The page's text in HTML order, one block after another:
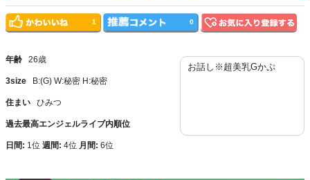
年齢 26歳
3size B:(G) W:秘密 H:秘密
住まい ひみつ
過去最高エンジェルライブ内順位
日間: 1位 週間: 4位 月間: 6位
お話し※超美乳Gかぷ
1 0